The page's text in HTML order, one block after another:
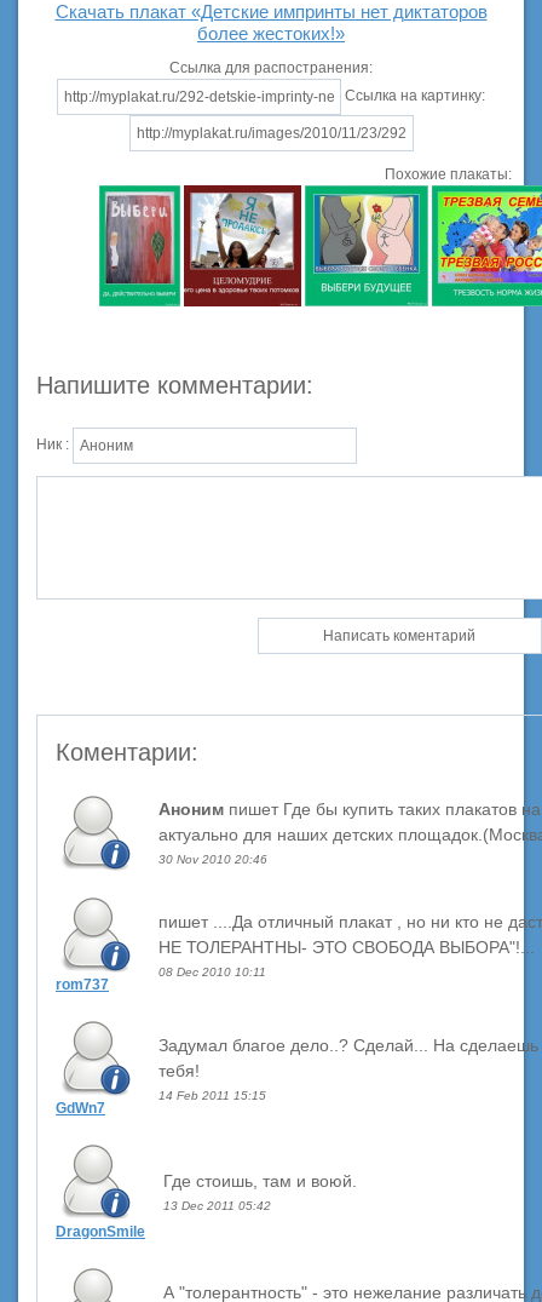
Скачать плакат «Детские импринты нет диктаторов
более жестоких!»
Ссылка для распостранения:
Ссылка на картинку:
Похожие плакаты:
Напишите комментарии:
Ник :
Коментарии:
Аноним пишет Где бы купить таких плакатов
актуально для наших детских
30 Nov 2010 20:46
rom737
пишет ....Да отличный плакат , но ни кто не
НЕ ТОЛЕРАНТНЫ- ЭТО СВОБОДА ВЫБОРА"!...
08 Dec 2010 10:11
GdWn7
Задумал благое дело..? Сделай... На сделаешь
тебя!
14 Feb 2011 15:15
DragonSmile
Где стоишь, там и воюй.
13 Dec 2011 05:42
А "толерантность" - это нежелание различать